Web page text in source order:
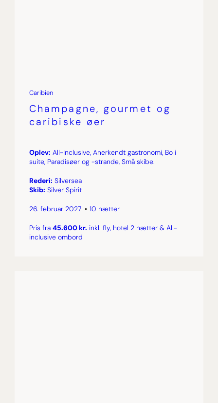
Caribien
Champagne, gourmet og
caribiske øer
Oplev: All-Inclusive, Anerkendt gastronomi, Bo i
suite, Paradisøer og -strande, Små skibe.
Rederi: Silversea
Skib: Silver Spirit
26. februar 2027 10 nætter
Pris fra 45.600 kr. inkl. fly, hotel 2 nætter & All-
inclusive ombord